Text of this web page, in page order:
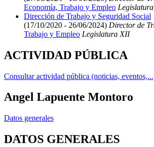
Economía, Trabajo y Empleo
Dirección de Trabajo y Seguridad Social
(17/10/2020 - 26/06/2024) Director de
Trabajo y Empleo Legislatura XII
ACTIVIDAD PÚBLICA
Consultar actividad pública (noticias,
Angel Lapuente Montoro
Datos generales
DATOS GENERALES